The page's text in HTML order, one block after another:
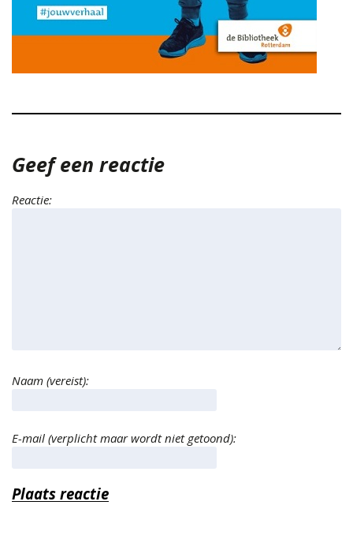
Geef een reactie
Reactie:
Naam (vereist):
E-mail (verplicht maar wordt niet getoond):